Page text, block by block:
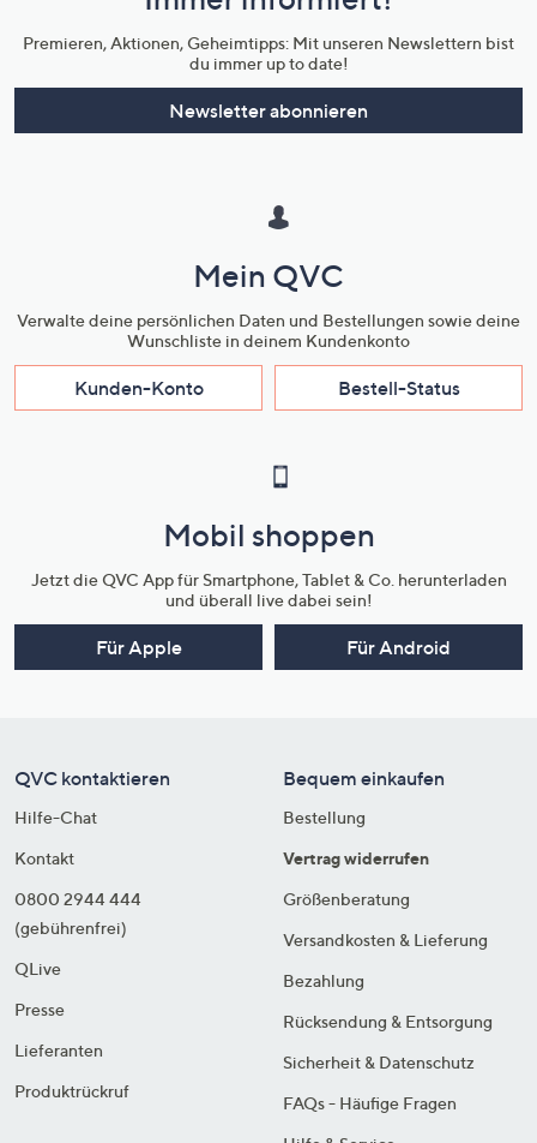
Premieren, Aktionen, Geheimtipps: Mit unseren Newslettern bist
du immer up to date!
Newsletter abonnieren
Mein QVC
Verwalte deine persönlichen Daten und Bestellungen sowie deine
Wunschliste in deinem Kundenkonto
Kunden-Konto Bestell-Status
Mobil shoppen
Jetzt die QVC App für Smartphone, Tablet & Co. herunterladen
und überall live dabei sein!
Für Apple Für Android
QVC kontaktieren
Hilfe-Chat
Kontakt
0800 2944 444
(gebührenfrei)
QLive
Presse
Lieferanten
Produktrückruf
Bequem einkaufen
Bestellung
Vertrag widerrufen
Größenberatung
Versandkosten & Lieferung
Bezahlung
Rücksendung & Entsorgung
Sicherheit & Datenschutz
FAQs - Häufige Fragen